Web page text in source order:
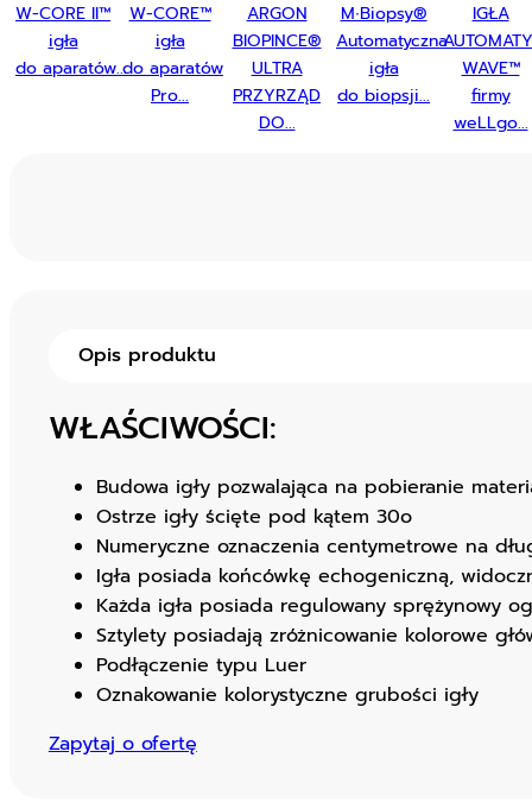
W-CORE II™
igła
do aparatów...
W-CORE™
igła
do aparatów
Pro...
ARGON
BIOPINCE®
ULTRA
PRZYRZĄD
DO...
M∙Biopsy®
Automatyczna
igła
do biopsji...
IGŁA
WAVE™
firmy
weLLgo...
Opis produktu
WŁAŚCIWOŚCI:
Budowa igły pozwalająca na pobieranie
Ostrze igły ścięte pod kątem 30o
Numeryczne oznaczenia centymetrowe na
Igła posiada końcówkę echogeniczną,
Każda igła posiada regulowany sprężynowy
Sztylety posiadają zróżnicowanie kolorowe
Podłączenie typu Luer
Oznakowanie kolorystyczne grubości igły
Zapytaj o ofertę